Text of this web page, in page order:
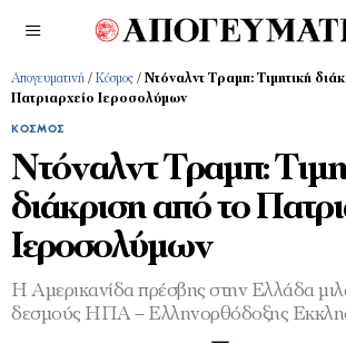
Απογευματινή / Κόσμος / Ντόναλντ Τραμπ: Τιμητική
Πατριαρχείο Ιεροσολύμων
ΚΌΣΜΟΣ
Ντόναλντ Τραμπ:
διάκριση από το
Ιεροσολύμων
Η Αμερικανίδα πρέσβης στην Ελλάδα
δεσμούς ΗΠΑ – Ελληνορθόδοξης